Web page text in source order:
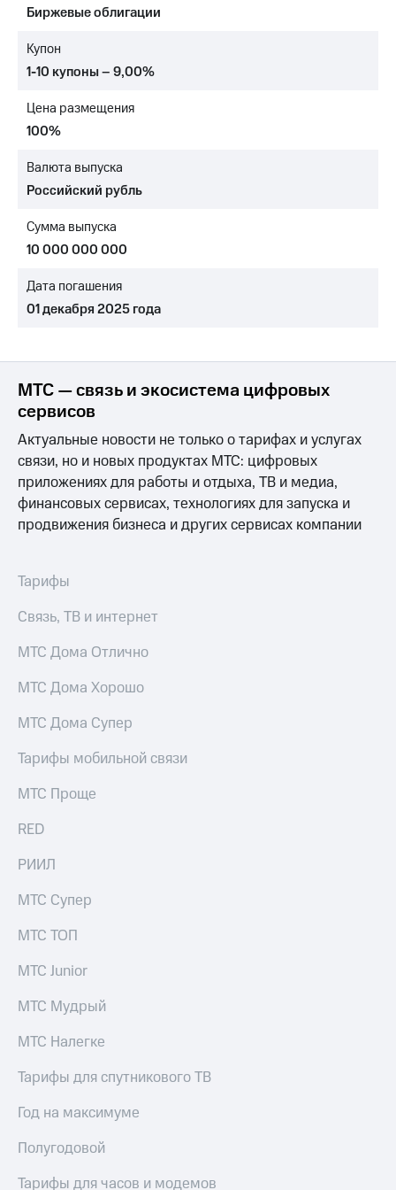
Достижения
Интервью
отчетность
Контакты
Новости
в
и акционерам
Корпоративное
Корпоративный
секретарь
Раскрытие
информации
Информация
акционерам
Документы
ПАО
"МТС"
Собрания
акционеров
капитал
и
Рынок
Описание
Программа
Порядок
выкупа
Описание
Уведомление
погашении
облигаций
Реквизиты
Контакты
развитие
На главную
Биржевые облигации
Купон
1-10 купоны – 9,00%
Цена размещения
100%
Валюта выпуска
Российский рубль
Сумма выпуска
10 000 000 000
Дата погашения
01 декабря 2025 года
МТС — связь и экосистема цифровых
сервисов
Актуальные новости не только о тарифах и услугах
связи, но и новых продуктах МТС: цифровых
приложениях для работы и отдыха, ТВ и медиа,
финансовых сервисах, технологиях для запуска и
продвижения бизнеса и других сервисах компании
Тарифы
Связь, ТВ и интернет
МТС Дома Отлично
МТС Дома Хорошо
МТС Дома Супер
Тарифы мобильной связи
МТС Проще
RED
РИИЛ
МТС Супер
МТС ТОП
МТС Junior
МТС Мудрый
МТС Налегке
Тарифы для спутникового ТВ
Год на максимуме
Полугодовой
Тарифы для часов и модемов